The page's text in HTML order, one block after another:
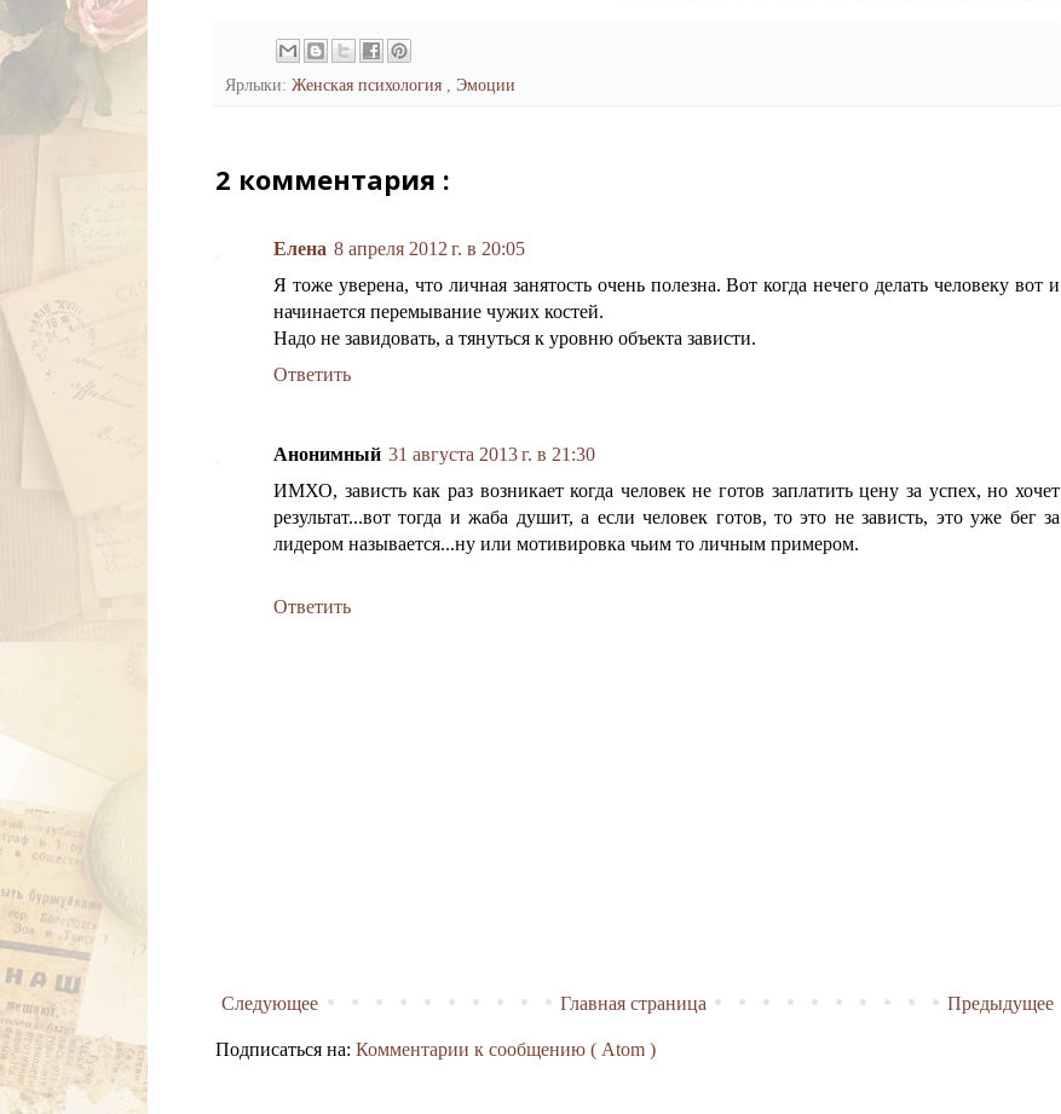
Ярлыки: Женская психология Эмоции
2 комментария :
Елена 8 апреля 2012 г. в 20:05
Я тоже уверена, что личная занятость очень полезна. Вот когда нечего делать человеку вот и
начинается перемывание чужих костей.
Надо не завидовать, а тянуться к уровню объекта зависти.
Ответить
Анонимный 31 августа 2013 г. в 21:30
ИМХО, зависть как раз возникает когда человек не готов заплатить цену за успех, но хочет
результат...вот тогда и жаба душит, а если человек готов, то это не зависть, это уже бег за
лидером называется...ну или мотивировка чьим то личным примером.
Ответить
Следующее Предыдущее
Главная страница
Подписаться на: Комментарии к сообщению ( Atom )